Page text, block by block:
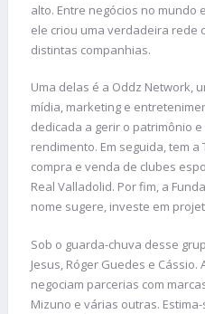
alto. Entre negócios no
ele criou uma verdadeira rede
distintas companhias.
Uma delas é a Oddz Network,
mídia, marketing e
dedicada a gerir o patrimônio
rendimento. Em seguida, tem
compra e venda de clubes
Real Valladolid. Por fim, a
nome sugere, investe em
Sob o guarda-chuva desse
Jesus, Róger Guedes e
negociam parcerias com
Mizuno e várias outras.